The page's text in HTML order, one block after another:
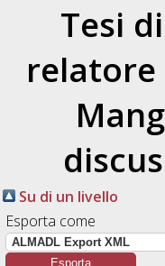
Tesi
Su di un livello
Esporta come